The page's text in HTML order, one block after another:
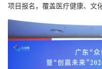
项目报名，覆盖医疗健康、文